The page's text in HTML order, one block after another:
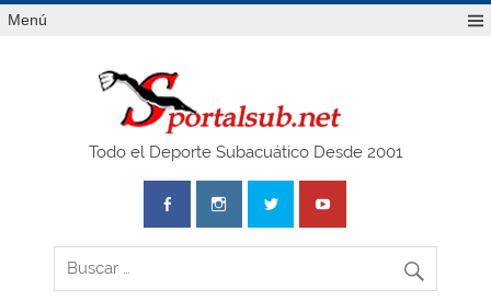
Saltar
alMenú
Todo el Deporte Subacuático Desde 2001